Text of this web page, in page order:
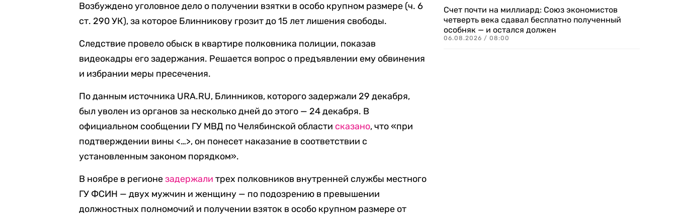
Возбуждено уголовное дело о получении взятки в особо крупном размере (ч. 6
ст. 290 УК), за которое Блинникову грозит до 15 лет лишения свободы.
Следствие провело обыск в квартире полковника полиции, показав
видеокадры его задержания. Решается вопрос о предъявлении ему обвинения
и избрании меры пресечения.
По данным источника URA.RU, Блинников, которого задержали 29 декабря,
был уволен из органов за несколько дней до этого — 24 декабря. В
официальном сообщении ГУ МВД по Челябинской области сказано, что «при
подтверждении вины <…>, он понесет наказание в соответствии с
установленным законом порядком».
В ноябре в регионезадержали трех полковников внутренней службы местного
ГУ ФСИН — двух мужчин и женщину — по подозрению в превышении
должностных полномочий и получении взяток в особо крупном размере от
Счет почти на миллиард: Союз экономистов
четверть века сдавал бесплатно полученный
особняк — и остался должен
06.08.2026 / 08:00